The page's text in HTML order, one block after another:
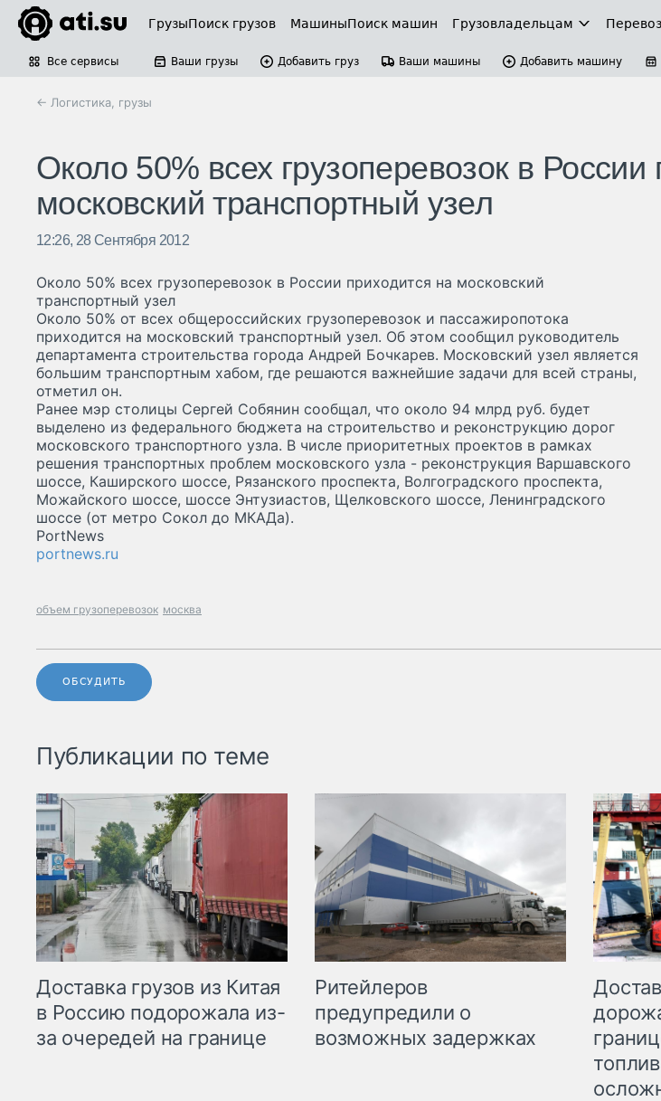
ГрузыПоиск грузов МашиныПоиск машин Грузовладельцам
Все сервисы Ваши грузы Добавить груз Ваши машины Добавить машину
← Логистика, грузы
Около 50% всех грузоперевозок в России
московский транспортный узел
12:26, 28 Сентября 2012
Около 50% всех грузоперевозок в России приходится на московский
транспортный узел
Около 50% от всех общероссийских грузоперевозок и пассажиропотока
приходится на московский транспортный узел. Об этом сообщил руководитель
департамента строительства города Андрей Бочкарев. Московский узел является
большим транспортным хабом, где решаются важнейшие задачи для всей страны,
отметил он.
Ранее мэр столицы Сергей Собянин сообщал, что около 94 млрд руб. будет
выделено из федерального бюджета на строительство и реконструкцию дорог
московского транспортного узла. В числе приоритетных проектов в рамках
решения транспортных проблем московского узла - реконструкция Варшавского
шоссе, Каширского шоссе, Рязанского проспекта, Волгоградского проспекта,
Можайского шоссе, шоссе Энтузиастов, Щелковского шоссе, Ленинградского
шоссе (от метро Сокол до МКАДа).
PortNews
portnews.ru
объем грузоперевозок москва
ОБСУДИТЬ
Публикации по теме
Доставка грузов из Китая
в Россию подорожала из-
за очередей на границе
Ритейлеров
предупредили о
возможных задержках